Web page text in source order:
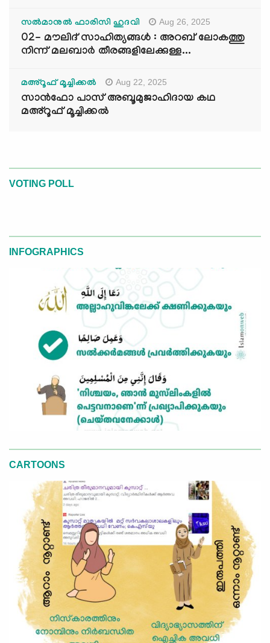
സൽമാനുൽ ഫാരിസി ഹുദവി Aug 26, 2025
02- മൗലിദ് സാഹിത്യങ്ങൾ : അറബ് ലോകത്തു
നിന്ന് മലബാർ തീരങ്ങളിലേക്കുള്ള...
മഅ്റൂഫ് മൂച്ചിക്കല്‍ Aug 22, 2025
സാൻഫോ പാസ് അബൂമുജാഹിദായ കഥ
മഅ്റൂഫ് മൂച്ചിക്കല്‍
VOTING POLL
INFOGRAPHICS
CARTOONS